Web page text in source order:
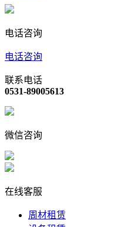
电话咨询
电话咨询
联系电话
0531-89005613
微信咨询
在线客服
周材租赁